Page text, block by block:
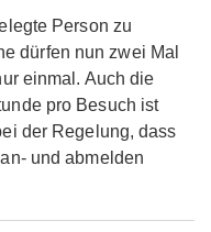
Person zu
dürfen nun zwei Mal
einmal. Auch die
pro Besuch ist
der Regelung, dass
und abmelden